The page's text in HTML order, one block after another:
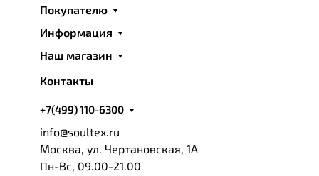
Покупателю
Информация
Наш магазин
Контакты
+7(499) 110-6300
info@soultex.ru
Москва, ул. Чертановская, 1А
Пн-Вс, 09.00-21.00